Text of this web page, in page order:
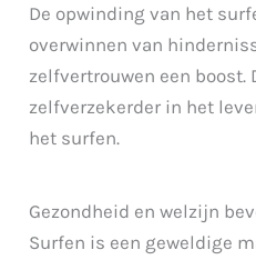
De opwinding van het
overwinnen van
zelfvertrouwen een boost.
zelfverzekerder in het
het surfen.
Gezondheid en welzijn
Surfen is een geweldige